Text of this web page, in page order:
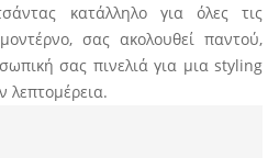
κατάλληλο για όλες τις
σας ακολουθεί παντού,
σας πινελιά για μια styling